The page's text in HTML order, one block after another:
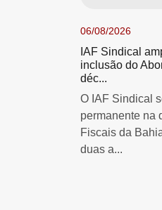
06/08/2026
IAF Sindical
inclusão do
déc...
O IAF Sindical
permanente na
Fiscais da
duas a...